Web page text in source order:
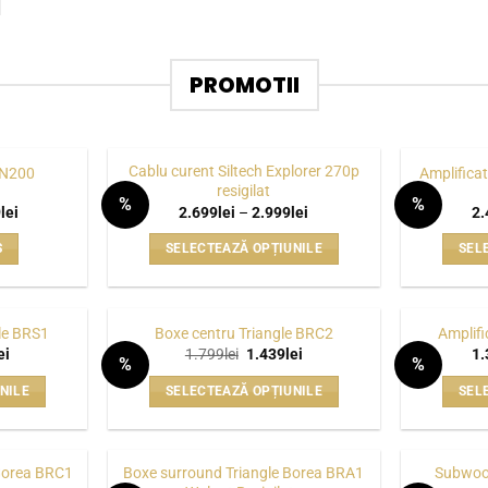
PROMOTII
WISHLIST
lei %
WISHLIST
Cablu curent Siltech Explorer 270p
resigilat
2.699 lei – 2.999 lei
prețuri:
2.699lei
la
SELECTEAZĂ OPȚIUNILE
are
mai
multe
variații.
Opțiunile
fi
%
WISHLIST
BRS1
este:
1.999lei.
%
WISHLIST
Boxe centru Triangle BRC2
1.799lei Prețul
a
fost:
1.439 lei
este:
1.439lei.
SELECTEAZĂ OPȚIUNILE
are
%
BRC1
Boxe surround Triangle Borea BRA1